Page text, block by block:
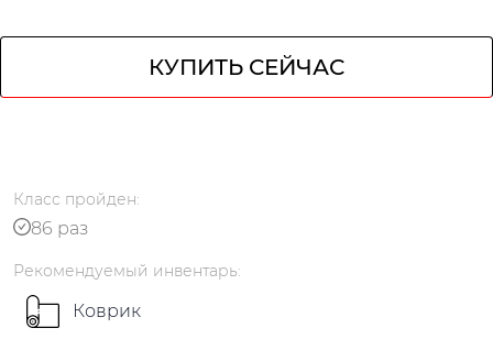
КУПИТЬ СЕЙЧАС
Класс пройден:
86 раз
Рекомендуемый инвентарь:
Коврик